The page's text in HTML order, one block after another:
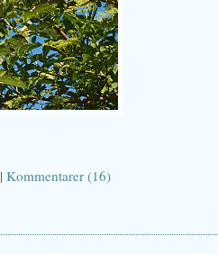
| Kommentarer (16)